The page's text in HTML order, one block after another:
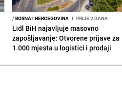
/BOSNA I HERCEGOVINA I PRIJE 2 DANA
Lidl BiH najavljuje masovno
zapošljavanje: Otvorene prijave za
1.000 mjesta u logistici i prodaji